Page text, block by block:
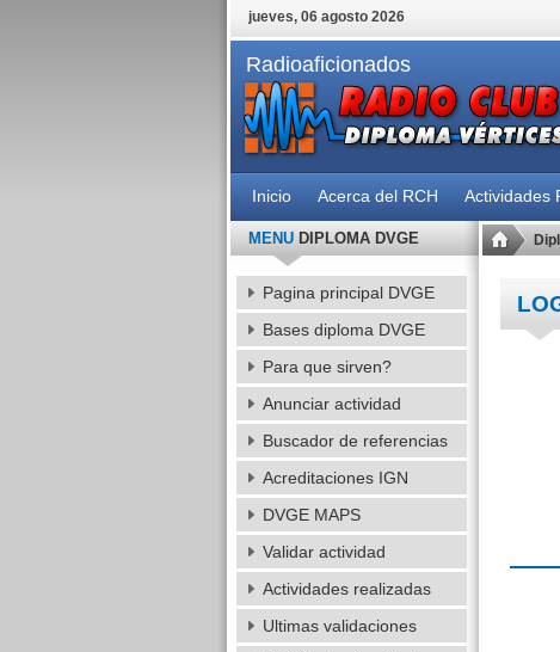
jueves, 06 agosto 2026
Radioaficionados
Inicio Acerca del RCH Actividades
MENUDIPLOMA DVGE
Pagina principal DVGE
Bases diploma DVGE
Para que sirven?
Anunciar actividad
Buscador de referencias
Acreditaciones IGN
DVGE MAPS
Validar actividad
Actividades realizadas
Ultimas validaciones